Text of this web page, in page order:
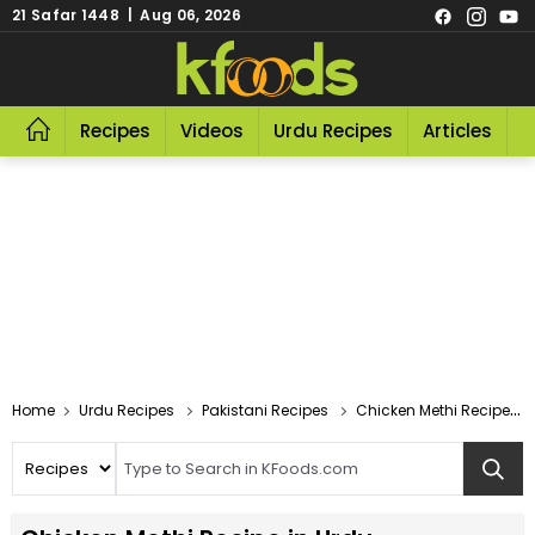
21 Safar 1448 | Aug 06, 2026
Recipes Videos Urdu Recipes Articles
Home Urdu Recipes Pakistani Recipes Chicken Methi Recipe In Urdu